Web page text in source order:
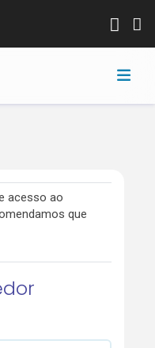
acesso ao
que